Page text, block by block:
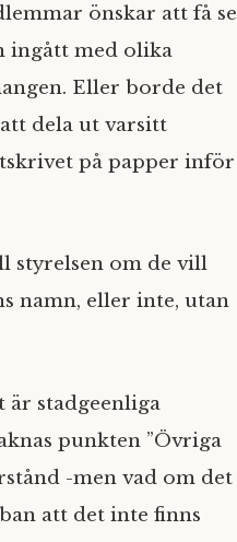
önskar att få se
ingått med olika
Eller borde det
dela ut varsitt
på papper inför
styrelsen om de vill
namn, eller inte, utan
stadgeenliga
punkten ”Övriga
-men vad om det
att det inte finns